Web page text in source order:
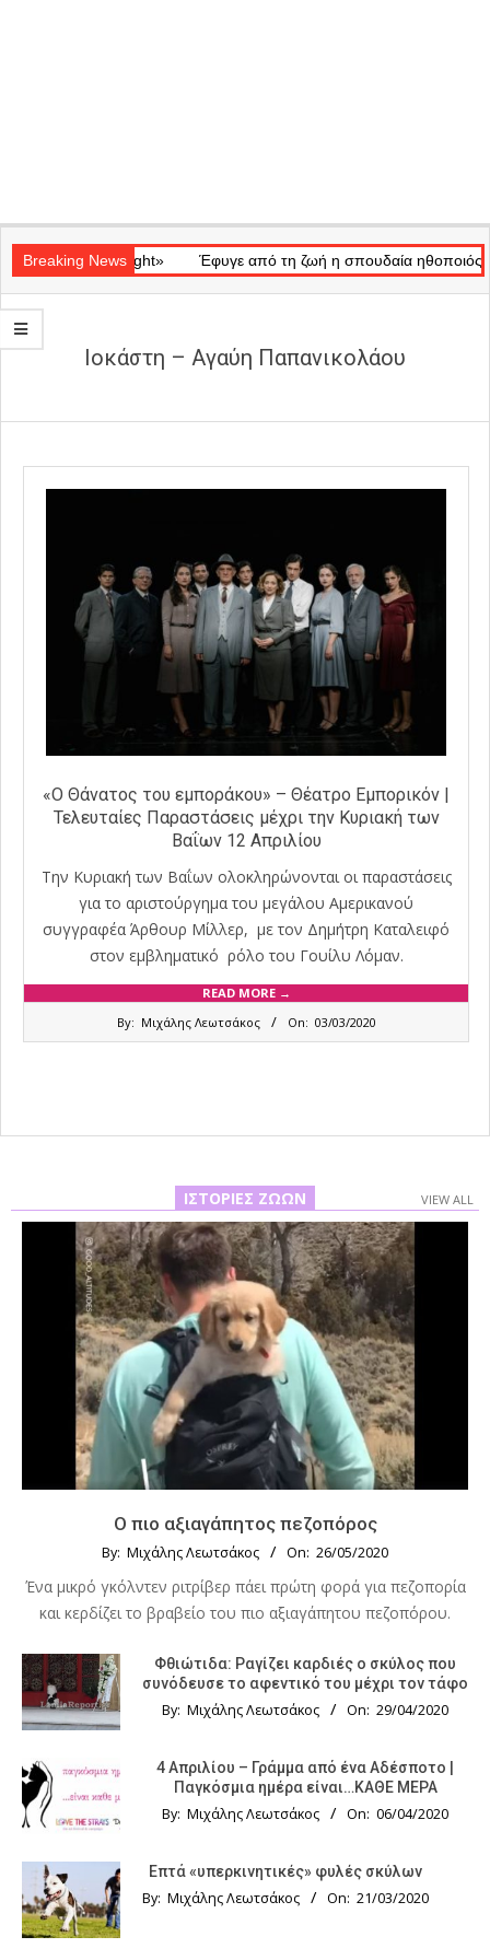
Navigation
Menu
Breaking News
«Ray of Light» Έφυγε από τη ζωή η σπουδαία ηθοποιός Μάρω
Ιοκάστη – Aγαύη Παπανικολάου
«Ο Θάνατος του εμποράκου» – Θέατρο Εμπορικόν |
Τελευταίες Παραστάσεις μέχρι την Κυριακή των
Βαΐων 12 Απριλίου
Την Κυριακή των Βαΐων ολοκληρώνονται οι παραστάσεις
για το αριστούργημα του μεγάλου Αμερικανού
συγγραφέα Άρθουρ Μίλλερ, με τον Δημήτρη Καταλειφό
στον εμβληματικό ρόλο του Γουίλυ Λόμαν.
READ MORE →
By: Μιχάλης Λεωτσάκος On: 03/03/2020
ΙΣΤΟΡΊΕΣ ΖΏΩΝ VIEW ALL
Ο πιο αξιαγάπητος πεζοπόρος
By: Μιχάλης Λεωτσάκος On: 26/05/2020
Ένα μικρό γκόλντεν ριτρίβερ πάει πρώτη φορά για πεζοπορία
και κερδίζει το βραβείο του πιο αξιαγάπητου πεζοπόρου.
Φθιώτιδα: Ραγίζει καρδιές ο σκύλος που
συνόδευσε το αφεντικό του μέχρι τον τάφο
By: Μιχάλης Λεωτσάκος On: 29/04/2020
4 Απριλίου – Γράμμα από ένα Αδέσποτο |
Παγκόσμια ημέρα είναι…ΚΑΘΕ ΜΕΡΑ
By: Μιχάλης Λεωτσάκος On: 06/04/2020
Επτά «υπερκινητικές» φυλές σκύλων
By: Μιχάλης Λεωτσάκος On: 21/03/2020